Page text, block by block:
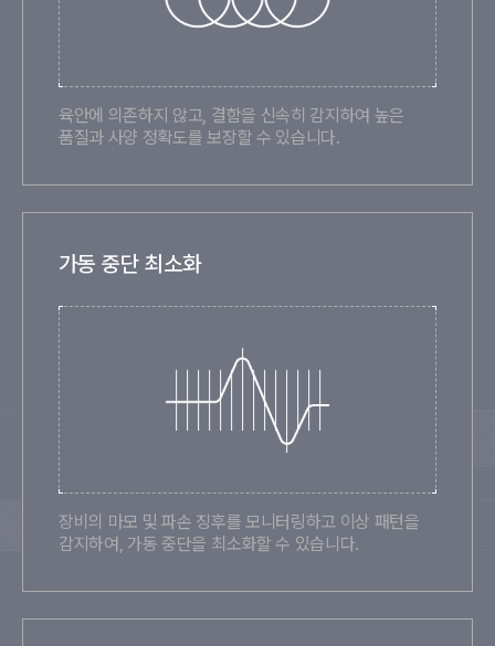
육안에 의존하지 않고, 결함을 신속히 감지하여 높은
품질과 사양 정확도를 보장할 수 있습니다.
가동 중단 최소화
장비의 마모 및 파손 징후를 모니터링하고 이상 패턴을
감지하여, 가동 중단을 최소화할 수 있습니다.